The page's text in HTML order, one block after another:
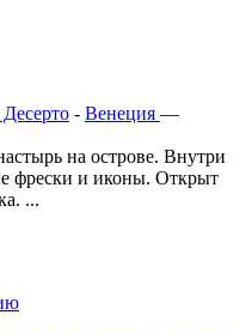
- Венеция —
на острове. Внутри
фрески и иконы. Открыт
...